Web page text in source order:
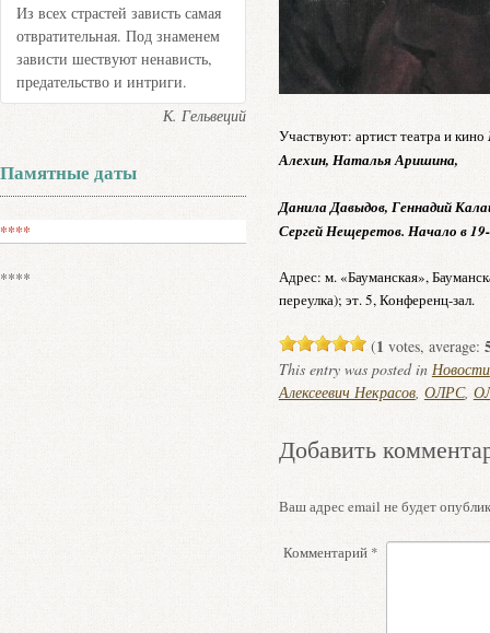
Участвуют: артист театра и кино
Алехин, Наталья Аришина,
Данила Давыдов, Геннадий
Сергей Нещеретов. Начало в
Адрес: м. «Бауманская»,
переулка); эт. 5, Конференц-зал.
(1 votes, average:
This entry was posted in Новости
Алексеевич Некрасов, ОЛРС,
Добавить
Ваш адрес email не будет
Комментарий *
Из всех страстей зависть самая
отвратительная. Под знаменем
зависти шествуют ненависть,
предательство и интриги.
К. Гельвеций
Памятные даты
****
****